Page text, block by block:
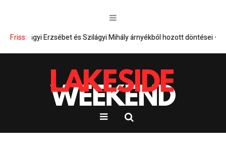
Friss:Erzsébet és Szilágyi Mihály árnyékból hozott döntései – Kik